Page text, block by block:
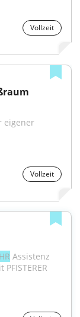
Vollzeit
eigener
Vollzeit
HR Assistenz